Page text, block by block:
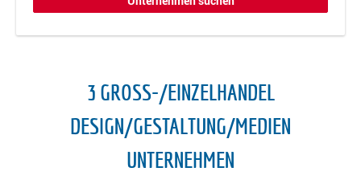
3 GROSS-/EINZELHANDEL D
ESIGN/GESTALTUNG/MEDIEN U
NTERNEHMEN